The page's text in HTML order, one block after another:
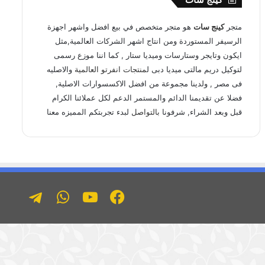
متجركينج ساتهو متجر متخصص في بيع افضل واشهر اجهزة
الرسيفر المستوردة ومن انتاج اشهر الشركات العالمية,مثل
ايكون وتايجر وستارسات وميديا ستار , كما اننا موزع رسمى
لتوكيل دريم مالتى ميديا دبى لمنتجات انفرتو العالمية والاصليه
فى مصر , ولدينا مجموعة من افضل الاكسسوارات الاصلية,
فضلا عن تقديمنا الدائم والمستمر الدعم لكل عملائنا الكرام
قبل وبعد الشراء, شرفونا بالتواصل لبدء تجربتكم المميزه معنا
فيسبوكيوتيوبواتساب